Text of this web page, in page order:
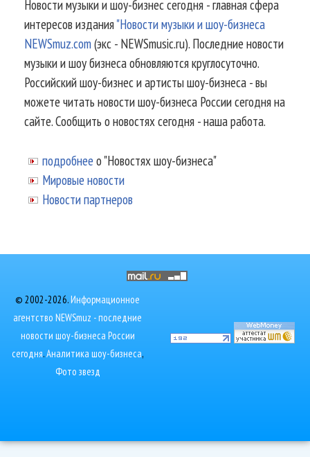
Новости музыки и шоу-бизнес сегодня - главная сфера
интересов издания"Новости музыки и шоу-бизнеса
NEWSmuz.com(экс - NEWSmusic.ru). Последние новости
музыки и шоу бизнеса обновляются круглосуточно.
Российский шоу-бизнес и артисты шоу-бизнеса - вы
можете читать новости шоу-бизнеса России сегодня на
сайте. Сообщить о новостях сегодня - наша работа.
подробнее о "Новостях шоу-бизнеса"
Мировые новости
Новости партнеров
© 2002-2026.Информационное
агентство NEWSmuz - последние
новости шоу-бизнеса России
сегодня.Аналитика шоу-бизнеса,
Фото звезд